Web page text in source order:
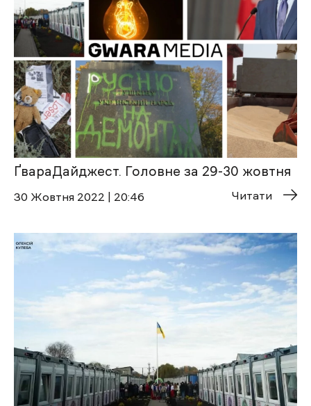
ҐвараДайджест. Головне за 29-30 жовтня
30 Жовтня 2022 | 20:46 Читати